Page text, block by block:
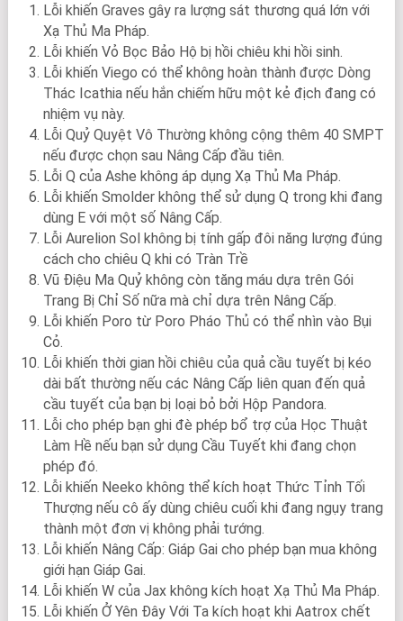
Lỗi khiến Graves gây ra lượng sát thương quá lớn với
Xạ Thủ Ma Pháp.
Lỗi khiến Vỏ Bọc Bảo Hộ bị hồi chiêu khi hồi sinh.
Lỗi khiến Viego có thể không hoàn thành được Dòng
Thác Icathia nếu hắn chiếm hữu một kẻ địch đang có
nhiệm vụ này.
Lỗi Quỷ Quyệt Vô Thường không cộng thêm 40 SMPT
nếu được chọn sau Nâng Cấp đầu tiên.
Lỗi Q của Ashe không áp dụng Xạ Thủ Ma Pháp.
Lỗi khiến Smolder không thể sử dụng Q trong khi đang
dùng E với một số Nâng Cấp.
Lỗi Aurelion Sol không bị tính gấp đôi năng lượng đúng
cách cho chiêu Q khi có Tràn Trề
Vũ Điệu Ma Quỷ không còn tăng máu dựa trên Gói
Trang Bị Chỉ Số nữa mà chỉ dựa trên Nâng Cấp.
Lỗi khiến Poro từ Poro Pháo Thủ có thể nhìn vào Bụi
Cỏ.
Lỗi khiến thời gian hồi chiêu của quả cầu tuyết bị kéo
dài bất thường nếu các Nâng Cấp liên quan đến quả
cầu tuyết của bạn bị loại bỏ bởi Hộp Pandora.
Lỗi cho phép bạn ghi đè phép bổ trợ của Học Thuật
Làm Hề nếu bạn sử dụng Cầu Tuyết khi đang chọn
phép đó.
Lỗi khiến Neeko không thể kích hoạt Thức Tỉnh Tối
Thượng nếu cô ấy dùng chiêu cuối khi đang ngụy trang
thành một đơn vị không phải tướng.
Lỗi khiến Nâng Cấp: Giáp Gai cho phép bạn mua không
giới hạn Giáp Gai.
Lỗi khiến W của Jax không kích hoạt Xạ Thủ Ma Pháp.
Lỗi khiến Ở Yên Đây Với Ta kích hoạt khi Aatrox chết